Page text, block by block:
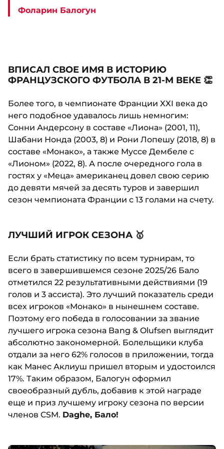
Фоларин Балогун
ВПИСАЛ СВОЕ ИМЯ В ИСТОРИЮ
ФРАНЦУЗСКОГО ФУТБОЛА В 21-М ВЕКЕ 👏
Более того, в чемпионате Франции XXI века до
него подобное удавалось лишь немногим:
Сонни Андерсону в составе «Лиона» (2001, 11),
Шабани Нонда (2003, 8) и Рони Лопешу (2018, 8) в
составе «Монако», а также Муссе Дембеле с
«Лионом» (2022, 8). А после очередного гола в
гостях у «Меца» американец довел свою серию
до девяти мячей за десять туров и завершил
сезон чемпионата Франции с 13 голами на счету.
ЛУЧШИЙ ИГРОК СЕЗОНА 🥇
Если брать статистику по всем турнирам, то
всего в завершившемся сезоне 2025/26 Бало
отметился 22 результативными действиями (19
голов и 3 ассиста). Это лучший показатель среди
всех игроков «Монако» в нынешнем составе.
Поэтому его победа в голосовании за звание
лучшего игрока сезона Bang & Olufsen выглядит
абсолютно закономерной. Болельщики клуба
отдали за него 62% голосов в приложении, тогда
как Манес Аклиуш пришел вторым и удостоился
17%. Таким образом, Балогун оформил
своеобразный дубль, добавив к этой награде
еще и приз лучшему игроку сезона по версии
членов CSM. Daghe, Бало!